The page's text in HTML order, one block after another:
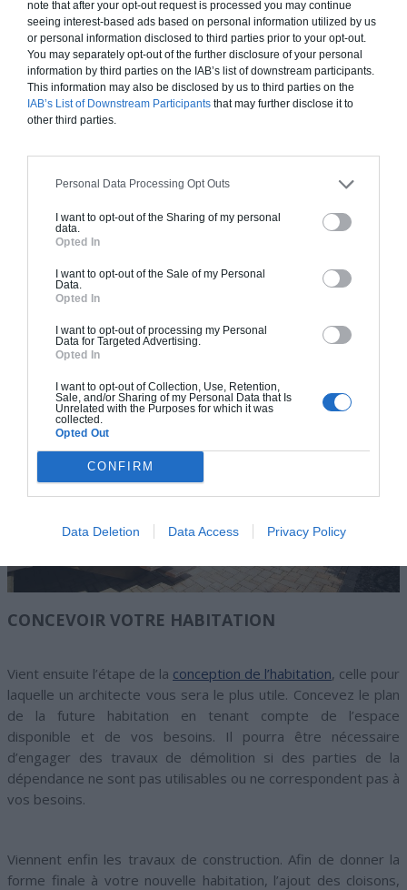
note that after your opt-out request is processed you may continue
seeing interest-based ads based on personal information utilized by us
or personal information disclosed to third parties prior to your opt-out.
You may separately opt-out of the further disclosure of your personal
information by third parties on the IAB’s list of downstream participants.
This information may also be disclosed by us to third parties on the
IAB’s List of Downstream Participants that may further disclose it to
other third parties.
Personal Data Processing Opt Outs
I want to opt-out of the Sharing of my personal
data.
Opted In
I want to opt-out of the Sale of my Personal
Data.
Opted In
I want to opt-out of processing my Personal
Data for Targeted Advertising.
Opted In
I want to opt-out of Collection, Use, Retention,
Sale, and/or Sharing of my Personal Data that Is
Unrelated with the Purposes for which it was
collected.
Opted Out
CONFIRM
Data Deletion Data Access Privacy Policy
notamment les normes de construction, les dimensions
minimales des pièces, les hauteurs sous plafond, les sorties
de secours, les escaliers et les normes d’isolation.
C’est aussi à cette étape de votre projet de transformation
l’accessibilité pour les personnes à mobilité réduite par
exemple, surtout si vous souhaitez en faire un lieu d’accueil
d’accueil Airbnb, sont soumis à un certain niveau de confort et
d’accessibilité pour les futurs clients.
CONCEVOIR VOTRE HABITATION
Vient ensuite l’étape de la conception de l’habitation, celle pour
laquelle un architecte vous sera le plus utile. Concevez le plan
de la future habitation en tenant compte de l’espace
disponible et de vos besoins. Il pourra être nécessaire
d’engager des travaux de démolition si des parties de la
dépendance ne sont pas utilisables ou ne correspondent pas à
vos besoins.
Viennent enfin les travaux de construction. Afin de donner la
forme finale à votre nouvelle habitation, l’ajout des cloisons,